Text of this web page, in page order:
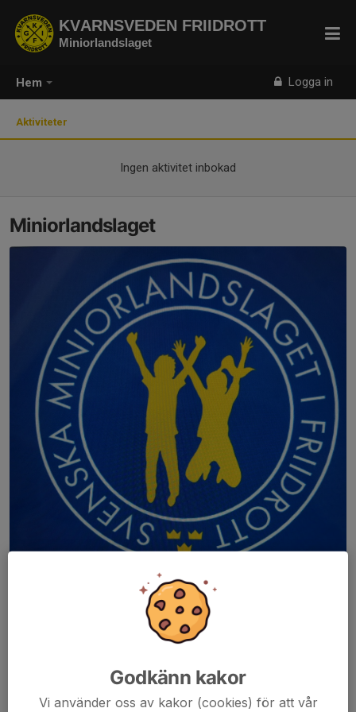
Hem Logga in
KVARNSVEDEN FRIIDROTT
Miniorlandslaget
Aktiviteter
Ingen aktivitet inbokad
Miniorlandslaget
Godkänn kakor
Vi använder oss av kakor (cookies) för att vår